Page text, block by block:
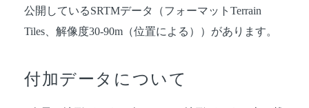
公開しているSRTMデータ（フォーマットTerrain
Tiles、解像度30-90m（位置による））があります。
付加データについて